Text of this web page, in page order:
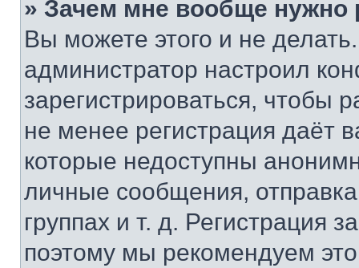
» Зачем мне вообще нужно
Вы можете этого и не
администратор настроил
зарегистрироваться, чтобы
не менее регистрация даёт
которые недоступны
личные сообщения,
группах и т. д. Регистрация
поэтому мы рекомендуем